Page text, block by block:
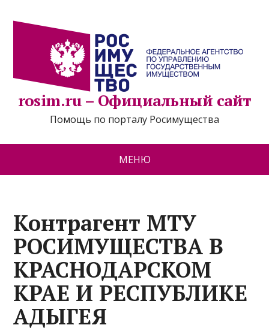
rosim.ru – Официальный сайт
Помощь по порталу Росимущества
МЕНЮ
Контрагент МТУ
РОСИМУЩЕСТВА В
КРАСНОДАРСКОМ
КРАЕ И РЕСПУБЛИКЕ
АДЫГЕЯ